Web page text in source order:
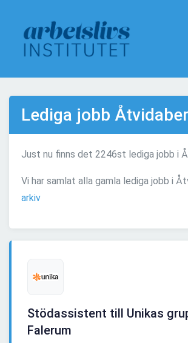
Lediga jobb
Just nu finns det 2246st lediga jobb i
Vi har samlat alla gamla lediga jobb i
arkiv
Stödassistent till Unikas
Falerum